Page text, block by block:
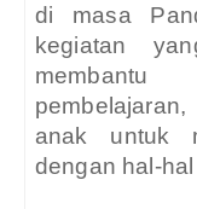
di masa
kegiatan
anak untuk
dengan hal-